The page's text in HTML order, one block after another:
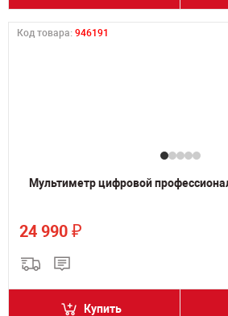
Код товара: 946191
Мультиметр цифровой
24 990 ₽
Купить